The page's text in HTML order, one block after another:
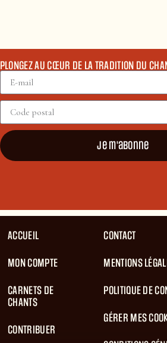
PLONGEZ AU CŒUR DE LA TRADITION DU
Je m'abonne
ACCUEIL
MON COMPTE
CARNETS DE
CHANTS
CONTRIBUER
CONTACT
MENTIONS
POLITIQUE DE
GÉRER MES